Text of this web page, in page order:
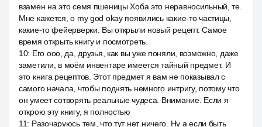
взамен на это семя пшеницы Хоба это неравносильный, те.
Мне кажется, о my god okay появились какие-то частицы,
какие-то фейерверки. Вы открыли новый рецепт. Самое
время открыть книгу и посмотреть.
10: Его ооо, да, друзья, как вы уже поняли, возможно, даже
заметили, в моём инвентаре имеется тайный предмет. И
это книга рецептов. Этот предмет я вам не показывал с
самого начала, чтобы поднять немного интригу, потому что
он умеет сотворять реальные чудеса. Внимание. Если я
открою эту книгу, я полностью
11: Разочаруюсь тем, что тут нет ничего. Ну а если быть